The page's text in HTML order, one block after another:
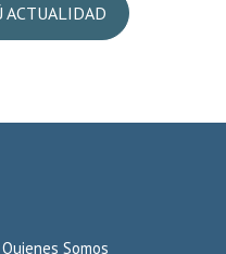
ACTUALIDAD
Quienes Somos